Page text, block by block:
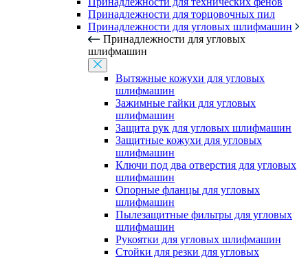
Принадлежности для торцовочных пил
Принадлежности для угловых шлифмашин
Принадлежности для угловых
шлифмашин
Вытяжные кожухи для угловых
шлифмашин
Зажимные гайки для угловых
шлифмашин
Защита рук для угловых шлифмашин
Защитные кожухи для угловых
шлифмашин
Ключи под два отверстия для угловых
шлифмашин
Опорные фланцы для угловых
шлифмашин
Пылезащитные фильтры для угловых
шлифмашин
Рукоятки для угловых шлифмашин
Стойки для резки для угловых